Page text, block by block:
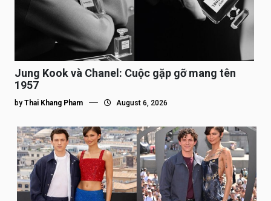
Jung Kook và Chanel: Cuộc gặp gỡ mang tên
1957
by Thai Khang Pham August 6, 2026